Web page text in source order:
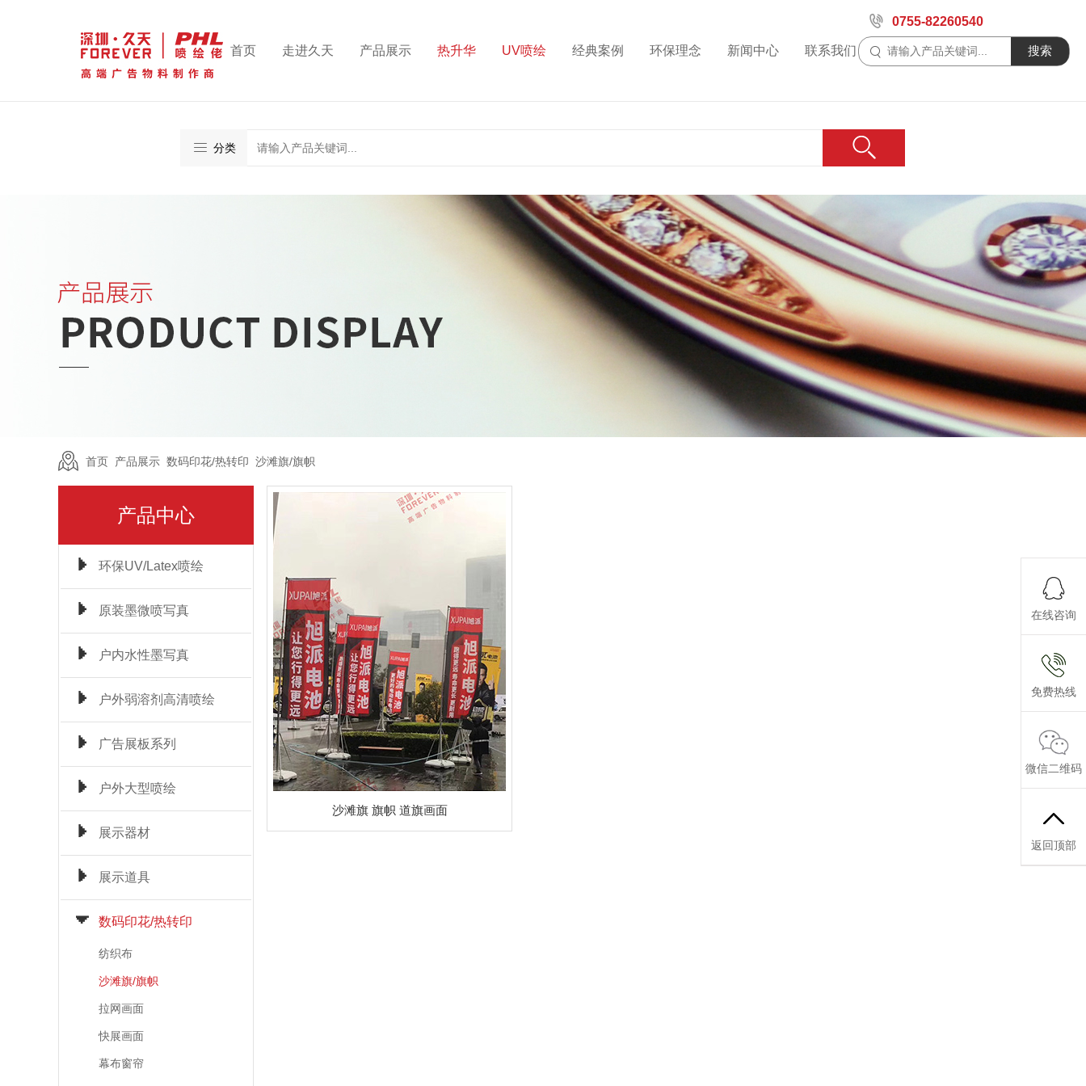
首页 走进久天 产品展示 热升华 UV喷绘 经典案例 环保理念 新闻中心 联系我们
0755-82260540
搜索
在线咨询
免费热线
电话号码
微信二维码
返回顶部
分类
首页 产品展示 数码印花/热转印 沙滩旗/旗帜
产品中心
环保UV/Latex喷绘
原装墨微喷写真
户内水性墨写真
户外弱溶剂高清喷绘
广告展板系列
户外大型喷绘
展示器材
展示道具
数码印花/热转印
纺织布
沙滩旗/旗帜
拉网画面
快展画面
幕布窗帘
沙滩旗 旗帜 道旗画面